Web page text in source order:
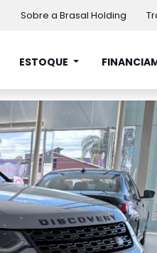
Sobre a Brasal Holding
ESTOQUE